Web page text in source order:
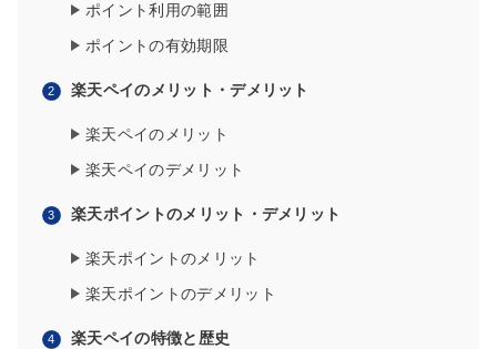
ポイント利用の範囲
ポイントの有効期限
楽天ペイのメリット・デメリット
楽天ペイのメリット
楽天ペイのデメリット
楽天ポイントのメリット・デメリット
楽天ポイントのメリット
楽天ポイントのデメリット
楽天ペイの特徴と歴史